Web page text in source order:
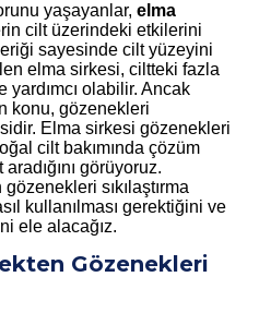
yaşayanlar, elma
cilt üzerindeki etkilerini
sayesinde cilt yüzeyini
elma sirkesi, ciltteki fazla
yardımcı olabilir. Ancak
konu, gözenekleri
Elma sirkesi gözenekleri
cilt bakımında çözüm
görüyoruz.
sıkılaştırma
kullanılması gerektiğini ve
ele alacağız.
Gözenekleri